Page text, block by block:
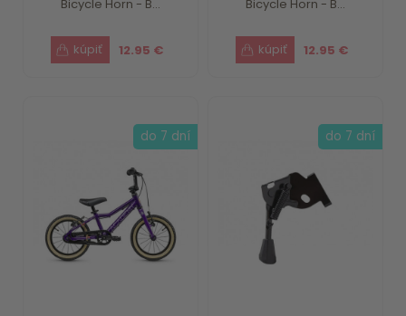
Bicycle Horn - B...
12.95 €
Bicycle Horn - B...
12.95 €
do 7 dní do 7 dní